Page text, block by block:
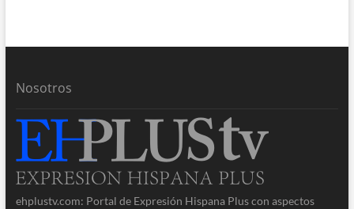
Nosotros
ehplustv.com: Portal de Expresión Hispana Plus con aspectos